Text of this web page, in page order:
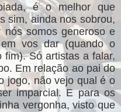
é o melhor que
sim, ainda nos sobrou,
nós somos generoso e
vos dar (quando o
fim). Só artistas a falar,
Em relação ao pai do
jogo, não vejo qual é o
imparcial. E para os
vergonha, visto que